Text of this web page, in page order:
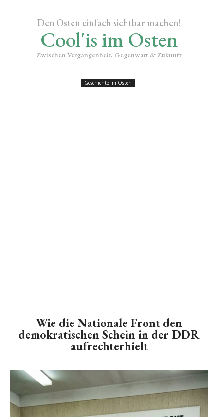
Den Osten einfach sichtbar machen!
Cool'is im Osten
Zwischen Vergangenheit, Gegenwart & Zukunft
Geschichte im Osten
Wie die Nationale Front den
demokratischen Schein in der DDR
aufrechterhielt